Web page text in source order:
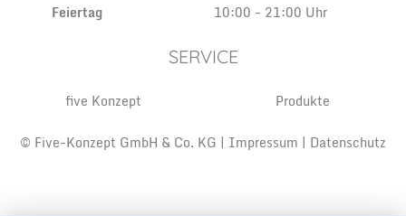
Feiertag
10:00 - 21:00 Uhr
SERVICE
five Konzept
Produkte
© Five-Konzept GmbH & Co. KG | Impressum | Datenschutz